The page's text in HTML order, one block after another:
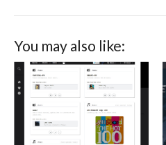
You may also like: